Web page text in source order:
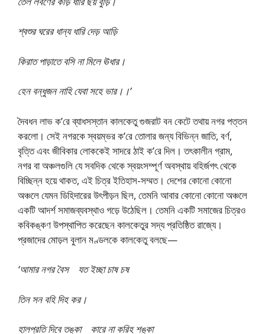
শ্বশুর ঘরের ধান্য ধারি দেড় আড়ি
কিরাত পাড়াতে বসি না মিলে ঊধার।
হেন বন্ধুজন নাহি যেবা সহে ভার।।’
দৈবধন লাভ ক’রে ব্যাধসস্তান কালকেতু গুজরাট বন কেটে তথায় নগর পত্তন
করলো। সেই নগরকে স্বয়ম্ভর ক’রে তোলার জন্য বিভিন্ন জাতি, বর্ণ,
বৃত্তি এবং জীবিকার লোককেই সাদরে ঠাই ক’রে দিল। তৎকালীন গ্রাম,
নগর বা অঞ্চলগুলি যে সবদিক থেকে স্বয়ংসম্পূর্ণ অবস্থায় বহির্জগৎ থেকে
বিচ্ছিন্ন হয়ে থাকত, এই চিত্র ইতিহাস-সম্মত। দেশের কোনো কোনো
অঞ্চলে যেমন ডিহিদারের উৎপীড়ন ছিল, তেমনি আবার কোনো কোনো অঞ্চলে
একটি আদর্শ সমাজব্যবস্থাও গড়ে উঠেছিল। তেমনি একটি সমাজের চিত্রও
কবিকঙ্কণ উপস্থাপিত করেছেন কালকেতুর সদ্য প্রতিষ্ঠিত রাজ্যে।
প্রজাদের মোড়ল বুলান মণ্ডলকে কালকেতু বলছে—
‘আমার নগর বৈস যত ইচ্ছা চাষ চষ
তিন সন বহি দিহ কর।
হালপ্রতি দিবে তঙ্কা কারে না করিহ শঙ্কা